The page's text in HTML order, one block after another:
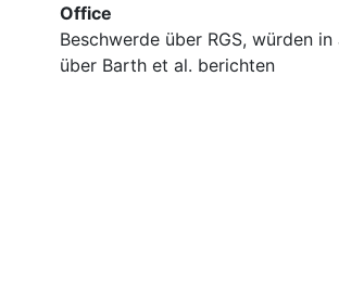
Office
Beschwerde über RGS, würden in
über Barth et al. berichten